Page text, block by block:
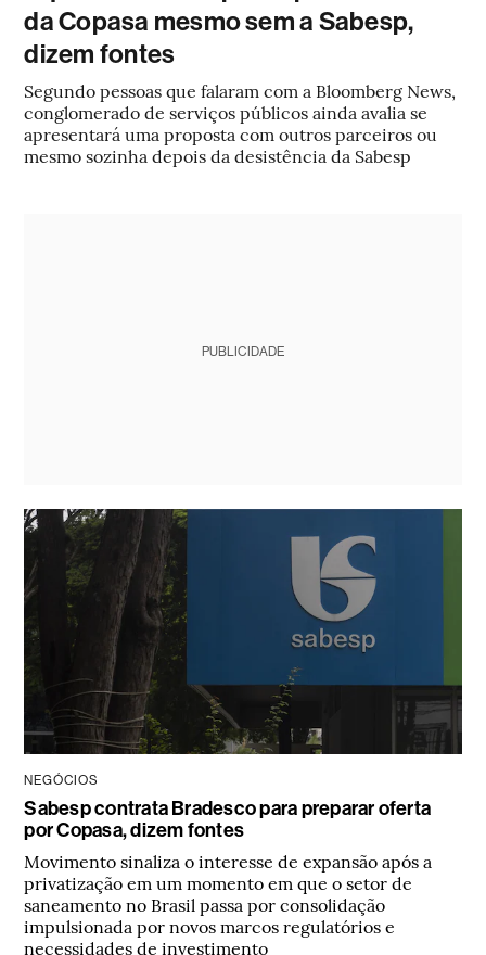
da Copasa mesmo sem a Sabesp,
dizem fontes
Segundo pessoas que falaram com a Bloomberg News,
conglomerado de serviços públicos ainda avalia se
apresentará uma proposta com outros parceiros ou
mesmo sozinha depois da desistência da Sabesp
PUBLICIDADE
NEGÓCIOS
Sabesp contrata Bradesco para preparar oferta
por Copasa, dizem fontes
Movimento sinaliza o interesse de expansão após a
privatização em um momento em que o setor de
saneamento no Brasil passa por consolidação
impulsionada por novos marcos regulatórios e
necessidades de investimento